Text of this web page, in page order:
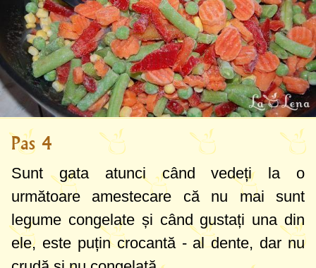
Pas 4
Sunt gata atunci când vedeți la o
următoare amestecare că nu mai sunt
legume congelate și când gustați una din
ele, este puțin crocantă - al dente, dar nu